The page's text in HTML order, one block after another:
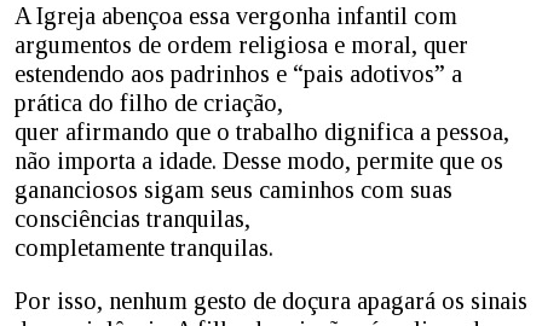
A Igreja abençoa essa vergonha infantil com
argumentos de ordem religiosa e moral, quer
estendendo aos padrinhos e “pais adotivos” a
prática do filho de criação,
quer afirmando que o trabalho dignifica a pessoa,
não importa a idade. Desse modo, permite que os
gananciosos sigam seus caminhos com suas
consciências tranquilas,
completamente tranquilas.
Por isso, nenhum gesto de doçura apagará os sinais